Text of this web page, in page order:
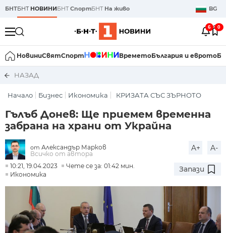
БНТБНТ НОВИНИБНТСпортБНТ На живо BG
6 0
НовиниСвятСпорт ВреметоБългария и еврото
НАЗАД
Начало Бизнес Икономика КРИЗАТА СЪС ЗЪРНОТО
Гълъб Донев: Ще приемем временна
забрана на храни от Украйна
от Александър Марков
Всичко от автора
A+ A-
10:21, 19.04.2023
Чете се за: 01:42 мин.
Икономика
Запази